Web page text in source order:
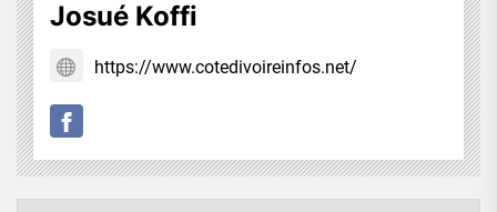
Josué Koffi
https://www.cotedivoireinfos.net/